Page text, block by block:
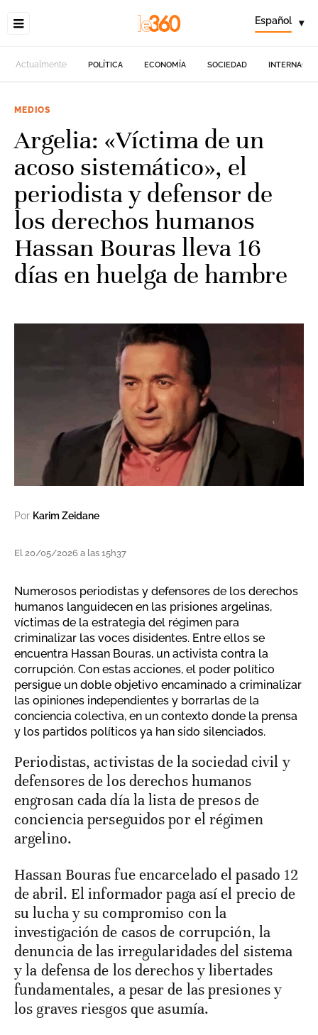
Español ▾
Actualmente POLÍTICA ECONOMÍA SOCIEDAD
MEDIOS
Argelia: «Víctima de un
acoso sistemático», el
periodista y defensor de
los derechos humanos
Hassan Bouras lleva 16
días en huelga de hambre
Por Karim Zeidane
El 20/05/2026 a las 15h37
Numerosos periodistas y defensores de los derechos
humanos languidecen en las prisiones argelinas,
víctimas de la estrategia del régimen para
criminalizar las voces disidentes. Entre ellos se
encuentra Hassan Bouras, un activista contra la
corrupción. Con estas acciones, el poder político
persigue un doble objetivo encaminado a criminalizar
las opiniones independientes y borrarlas de la
conciencia colectiva, en un contexto donde la prensa
y los partidos políticos ya han sido silenciados.
Periodistas, activistas de la sociedad civil y
defensores de los derechos humanos
engrosan cada día la lista de presos de
conciencia perseguidos por el régimen
argelino.
Hassan Bouras fue encarcelado el pasado 12
de abril. El informador paga así el precio de
su lucha y su compromiso con la
investigación de casos de corrupción, la
denuncia de las irregularidades del sistema
y la defensa de los derechos y libertades
fundamentales, a pesar de las presiones y
los graves riesgos que asumía.